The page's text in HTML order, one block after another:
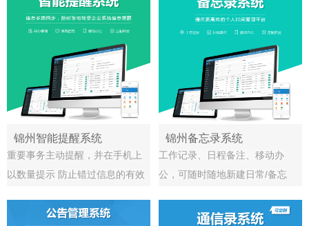
锦州智能提醒系统
重要事务主动提醒，并在手机上
以数量提示 防止错过信息的有效
动提醒，缩短处理周期、提高办
锦州备忘录系统
工作记录、日程备注、移动办
公，可随时随地新建日常/备忘
作，为企业提供更高效的个人时